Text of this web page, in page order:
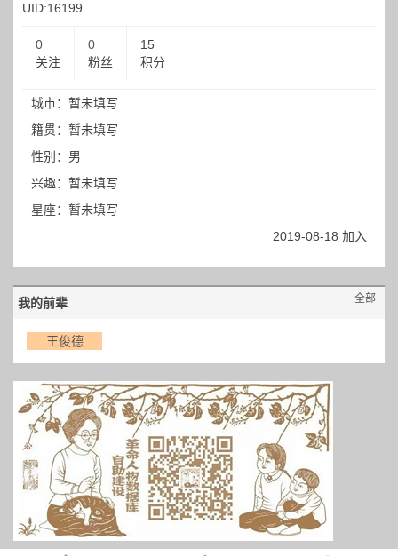
UID:16199
0
关注
0
粉丝
15
积分
城市：暂未填写
籍贯：暂未填写
性别：男
兴趣：暂未填写
星座：暂未填写
2019-08-18 加入
我的前辈 全部
王俊德